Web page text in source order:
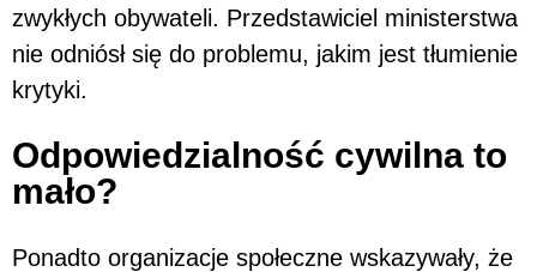
zwykłych obywateli. Przedstawiciel ministerstwa
nie odniósł się do problemu, jakim jest tłumienie
krytyki.
Odpowiedzialność cywilna to
mało?
Ponadto organizacje społeczne wskazywały, że